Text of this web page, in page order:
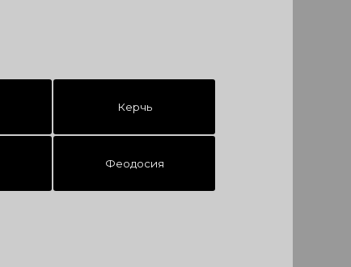
Керчь
Феодосия